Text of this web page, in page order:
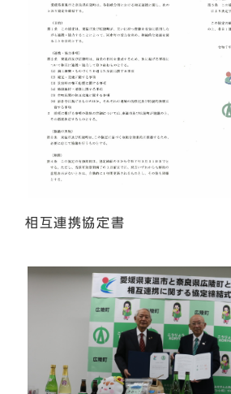
相互連携協定書